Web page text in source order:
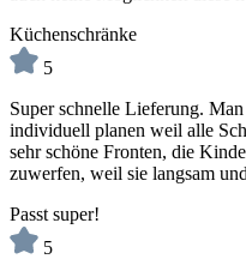
Küchenschränke
5
Super schnelle Lieferung.
individuell planen weil alle
sehr schöne Fronten, die
zuwerfen, weil sie langsam
Passt super!
5